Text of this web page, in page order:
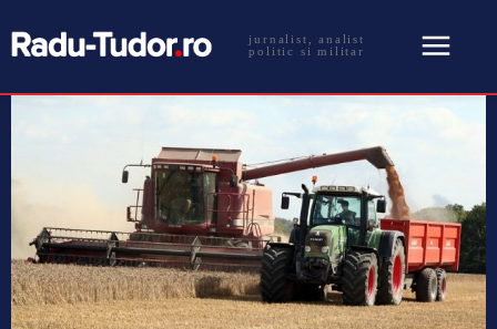
jurnalist, analist
politic si militar